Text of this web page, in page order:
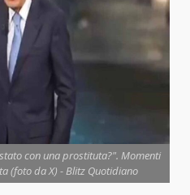
con una prostituta?". Momenti
(foto da X) - Blitz Quotidiano